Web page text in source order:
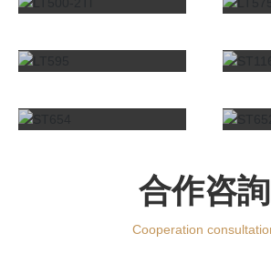
合作咨詢
Cooperation